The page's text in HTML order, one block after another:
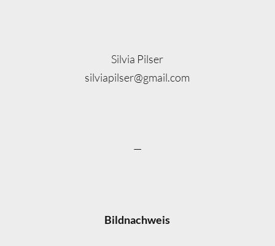
Silvia Pilser
silviapilser@gmail.com
—
Bildnachweis